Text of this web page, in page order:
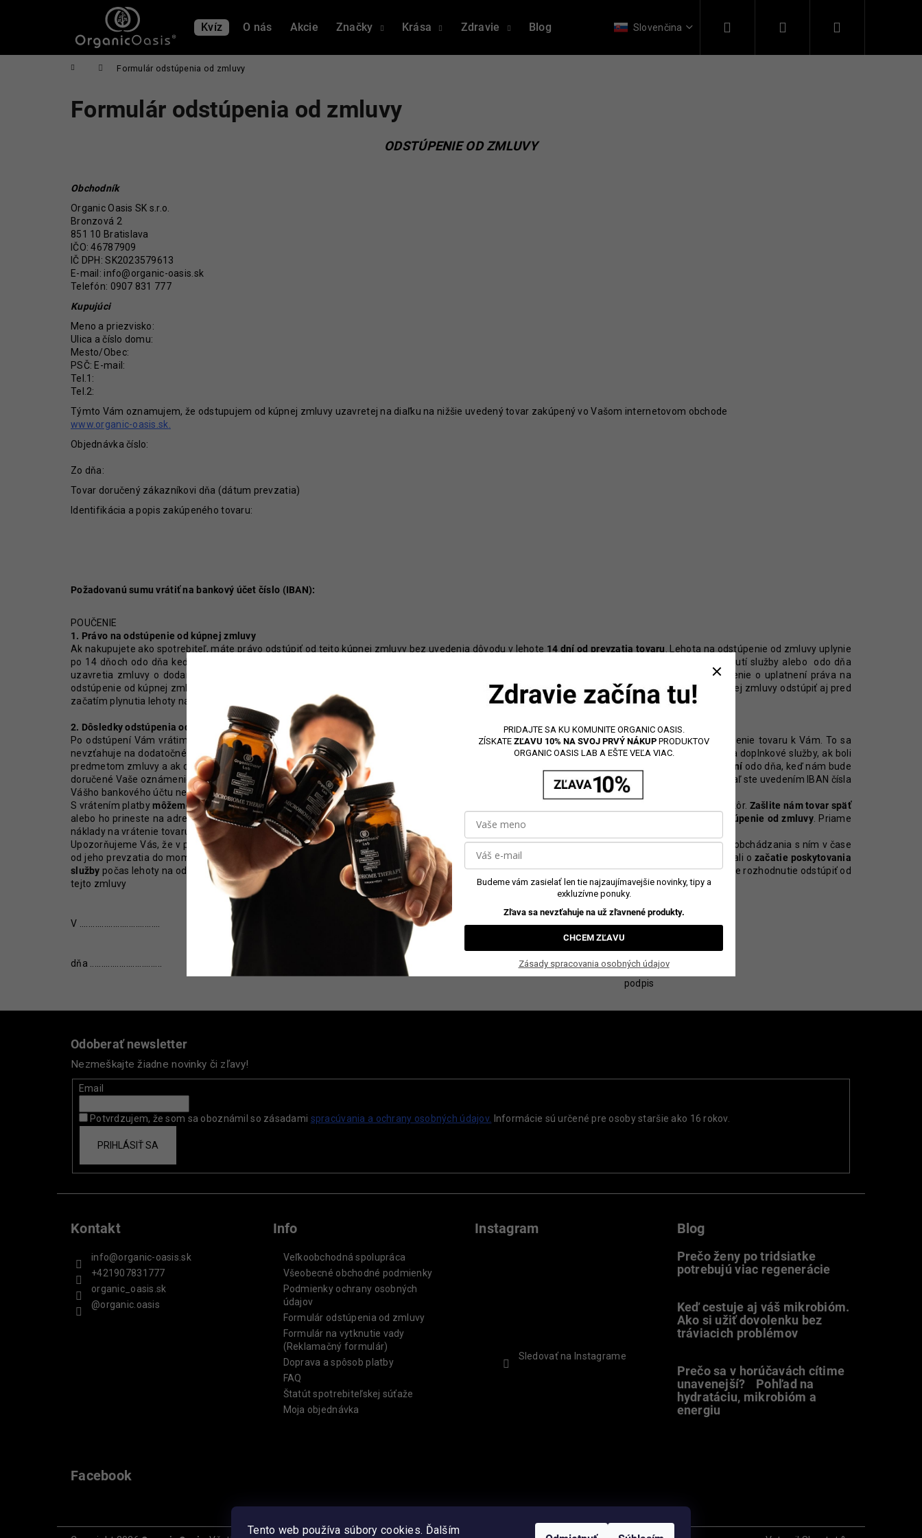
Tento web používa súbory cookies. Ďalším
Kvíz O nás Akcie Značky Krása Zdravie Blog Napísali o nás Kontakt
Slovenčina Prihlásenie
Domov Formulár odstúpenia od zmluvy
Formulár odstúpenia od zmluvy
ODSTÚPENIE OD ZMLUVY
Obchodník
Organic Oasis SK s.r.o.
Bronzová 2
851 10 Bratislava
IČO: 46787909
IČ DPH: SK2023579613
E-mail: info@organic-oasis.sk
Telefón: 0907 831 777
Kupujúci
Meno a priezvisko:
Ulica a číslo domu:
Mesto/Obec:
PSČ: E-mail:
Tel.1:
Tel.2:
Týmto Vám oznamujem, že odstupujem od kúpnej zmluvy uzavretej na diaľku na nižšie uvedený tovar zakúpený vo Vašom internetovom obchode
www.organic-oasis.sk
Objednávka číslo:
Zo dňa:
Tovar doručený zákazníkovi dňa (dátum prevzatia)
Identifikácia a popis zakúpeného tovaru:
Požadovanú sumu vrátiť na bankový účet číslo (IBAN):
POUČENIE
1. Právo na odstúpenie od kúpnej zmluvy
Ak nakupujete ako spotrebiteľ, máte právo odstúpiť od tejto kúpnej zmluvy bez uvedenia dôvodu v lehote 14 dní od prevzatia tovaru . Lehota na odstúpenie od zmluvy uplynie
po 14 dňoch odo dňa keď Vy alebo Vami určená tretia osoba s výnimkou dopravcu prevezmete tovar, resp. odo dňa uzavretia zmluvy o poskytnutí služby alebo odo dňa
uzavretia zmluvy o dodaní digitálneho obsahu inak ako na hmotnom nosiči. Lehota na odstúpenie od zmluvy je zachovaná, ak zašlete oznámenie o uplatnení práva na
odstúpenie od kúpnej zmluvy predtým, ako uplynie lehota na odstúpenie od zmluvy. Ak je predmetom kúpnej zmluvy kúpa tovaru, môžete od kúpnej zmluvy odstúpiť aj pred
začatím plynutia lehoty na odstúpenie od zmluvy.
2. Dôsledky odstúpenia od zmluvy
Po odstúpení Vám vrátime všetky platby, ktoré ste uhradili v súvislosti s uzavretím kúpnej zmluvy, najmä kúpnu cenu vrátane nákladov na doručenie tovaru k Vám. To sa
nevzťahuje na dodatočné náklady, ak ste si zvolili iný druh doručenia, ako je najlacnejší bežný spôsob doručenia, ktorý ponúkame ani na náklady za doplnkové služby, ak boli
predmetom zmluvy a ak došlo k ich úplnému poskytnutiu.Platby Vám budú vrátené do 14 dní odo dňa, keď nám bude
doručené Vaše oznámenie o odstúpení od tejto kúpnej zmluvy. Úhrada bude uskutočnená rovnakým spôsobom, aký ste použili pri Vašej platbe, pokiaľ ste uvedením IBAN čísla
Vášho bankového účtu nedali súhlas s úhradou na Váš bankový účet a to bez účtovania akýchkoľvek ďalších poplatkov.
S vrátením platbymôžeme čakať do vrátenia tovaru späť na našu adresu, alebo do preukázania, že ste tovar odoslali späť, podľa toho, čo nastane skôr. Zašlite nám tovar späť
alebo ho prineste na adresu sídla spoločnosti bez zbytočného odkladu a v každom prípade najneskôr
práva na odstúpenie od zmluvy. Priame
náklady na vrátenie tovaru znášate Vy.
Upozorňujeme Vás, že v prípade odstúpenia od kúpnej zmluvyzodpovedáte v zmysle zákonazaakékoľvekzníženie hodnoty tovaruv dôsledku zaobchádzania s ním v čase
od jeho prevzatia do momentu jeho vrátenia iným spôsobom, než aký je potrebný na zistenie povahy, vlastností a funkčnosti tovaru. Ak ste požiadali o začatie poskytovania
služby počas lehoty na odstúpenie od zmluvy, máte povinnosťuhradiť nám cenu za skutočne poskytnuté plneniedo dňa, kedy ste nám oznámili Vaše rozhodnutie odstúpiť od
tejto zmluvy
V ....................................
dňa ................................
podpis
do
do
45 €
Odoberať newsletter
Nezmeškajte žiadne novinky či zľavy!
Email
Potvrdzujem, že som sa oboznámil so zásadami spracúvania a ochrany osobných údajov. Informácie sú určené pre osoby staršie ako 16 rokov.
PRIHLÁSIŤ SA
Kontakt
info@organic-oasis.sk
+421907831777
organic_oasis.sk
@organic.oasis
Info
Veľkoobchodná spolupráca
Všeobecné obchodné podmienky
Podmienky ochrany osobných
údajov
Formulár odstúpenia od zmluvy
Formulár na vytknutie vady
(Reklamačný formulár)
Doprava a spôsob platby
FAQ
Štatút spotrebiteľskej súťaže
Moja objednávka
Instagram
Sledovať na Instagrame
Blog
Prečo ženy po tridsiatke
potrebujú viac regenerácie
Keď cestuje aj váš mikrobióm.
Ako si užiť dovolenku bez
tráviacich problémov
Prečo sa v horúčavách cítime
unavenejší? Pohľad na
hydratáciu, mikrobióm a
energiu
Facebook
PRIDAJTE SA KU KOMUNITE ORGANIC OASIS.
ZÍSKATE ZĽAVU 10% NA SVOJ PRVÝ NÁKUP PRODUKTOV
ORGANIC OASIS LAB A EŠTE VEĽA VIAC.
Budeme vám zasielať len tie najzaujímavejšie novinky, tipy a
exkluzívne ponuky.
Zľava sa nevzťahuje na už zľavnené produkty.
CHCEM ZĽAVU
Zásady spracovania osobných údajov